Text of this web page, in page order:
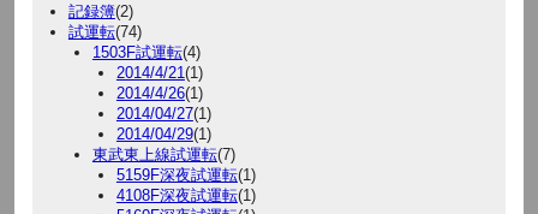
記録簿(2)
試運転(74)
1503F試運転(4)
2014/4/21(1)
2014/4/26(1)
2014/04/27(1)
2014/04/29(1)
東武東上線試運転(7)
5159F深夜試運転(1)
4108F深夜試運転(1)